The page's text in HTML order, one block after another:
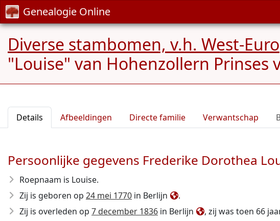
Genealogie Online
Diverse stambomen, v.h. West-
"Louise" van Hohenzollern Prinses
Details Afbeeldingen Directe familie Verwantschap
Persoonlijke gegevens Frederike Dorothea
Roepnaam is Louise.
Zij is geboren op 24 mei 1770 in Berlijn
.
Zij is overleden op 7 december 1836 in Berlijn
, zij was toen 66